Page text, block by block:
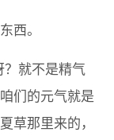
西。
？就不是精气
们的元气就是
草那里来的，